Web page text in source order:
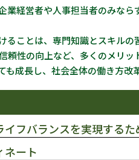
業経営者や人事担当者のみな
ることは、専門知識とスキル
性の向上など、多くのメリッ
成長し、社会全体の働き方改
フバランスを実現する
ネート